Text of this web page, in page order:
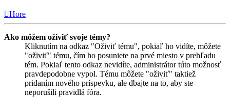
Hore
Ako môžem oživiť svoje témy?
Kliknutím na odkaz "Oživiť tému", pokiaľ ho vidíte, môžete
"oživiť" tému, čím ho posuniete na prvé miesto v prehľadu
tém. Pokiaľ tento odkaz nevidíte, administrátor túto možnosť
pravdepodobne vypol. Tému môžete "oživiť" taktiež
pridaním nového príspevku, ale dbajte na to, aby ste
neporušili pravidlá fóra.